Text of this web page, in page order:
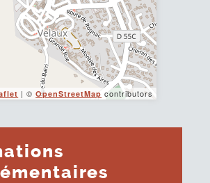
| ©OpenStreetMap contributors